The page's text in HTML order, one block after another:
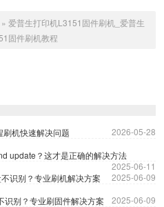
» 爱普生打印机L3151固件刷机_爱普生
固件刷机教程
机快速解决问题
2026-05-28
update？这才是正确的解决方法
2025-06-11
识别？专业刷机解决方案
2025-06-09
识别？专业刷固件解决方案
2025-06-09